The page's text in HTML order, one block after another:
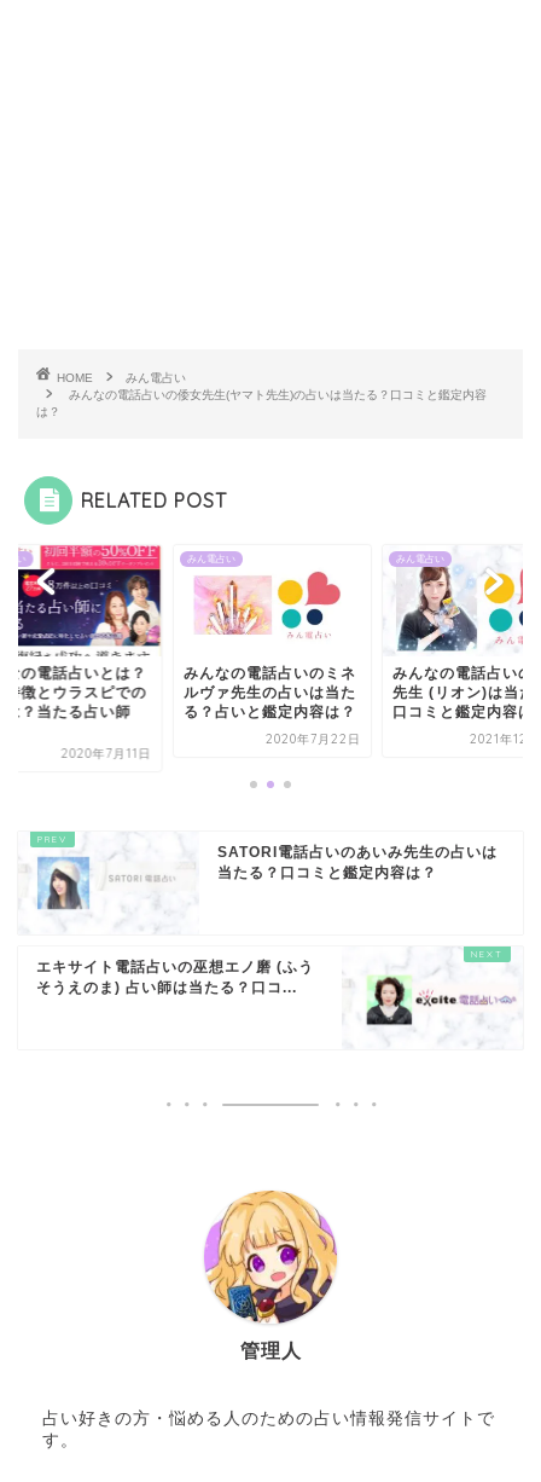
HOME
みん電占い
みんなの電話占いの倭女先生(ヤマト先生)の占いは当たる？口コミと鑑定内容
は？
RELATED POST
占い
なの電話占いとは？
特徴とウラスピでの
は？当たる占い師
2020年7月11日
みん電占い
みんなの電話占いのミネ
ルヴァ先生の占いは当た
る？占いと鑑定内容は？
2020年7月22日
みん電占い
みんなの電話占いの
先生 (リオン)は当た
口コミと鑑定内容は
2021年12
SATORI電話占いのあいみ先生の占いは
当たる？口コミと鑑定内容は？
エキサイト電話占いの巫想エノ磨 (ふう
そうえのま) 占い師は当たる？口コ...
管理人
占い好きの方・悩める人のための占い情報発信サイトで
す。